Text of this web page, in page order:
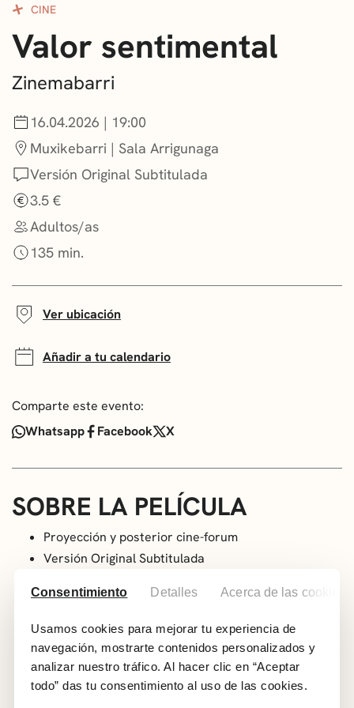
Consentimiento Detalles Acerca de las cookies
Usamos cookies para mejorar tu experiencia de
navegación, mostrarte contenidos personalizados y
analizar nuestro tráfico. Al hacer clic en “Aceptar
todo” das tu consentimiento al uso de las cookies.
NOTICIAS
GETXO KULTURA
ASOCIACIONES CULTURALES
CINE
Valor sentimental
Zinemabarri
16.04.2026 | 19:00
Muxikebarri | Sala Arrigunaga
Versión Original Subtitulada
3.5 €
Adultos/as
135 min.
Ver ubicación
Añadir a tu calendario
Comparte este evento:
Whatsapp
Facebook X
SOBRE LA PELÍCULA
Proyección y posterior cine-forum
Versión Original Subtitulada
Genero: Drama. Familia.
País: Noruega
Duración: 135 min
Dirección: Joachim Trier